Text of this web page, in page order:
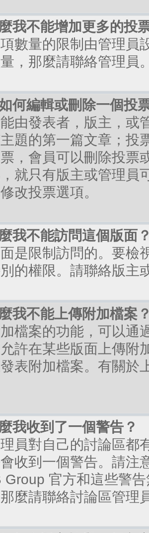
我不能增加更多的投
數量的限制由管理員
，那麼請聯絡管理員
何編輯或刪除一個投
由發表者，版主，或
題的第一篇文章；投
，會員可以刪除投票
就只有版主或管理員
改投票選項。
我不能訪問這個版面
是限制訪問的。要檢
的權限。請聯絡版主
我不能上傳附加檔案
加檔案的功能，可以
許在某些版面上傳附
表附加檔案。有關於
我收到了一個警告？
員對自己的討論區都
收到一個警告。請注
Group 官方和這些警
麼請聯絡討論區管理